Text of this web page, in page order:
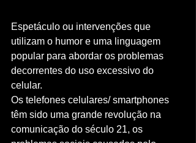
Espetáculo ou intervenções que
utilizam o humor e uma linguagem
popular para abordar os problemas
decorrentes do uso excessivo do
celular.
Os telefones celulares/ smartphones
têm sido uma grande revolução na
comunicação do século 21, os